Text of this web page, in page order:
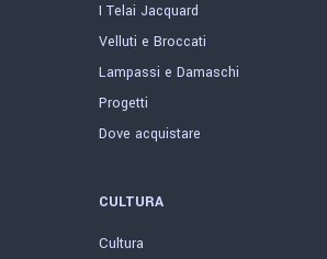
I Telai Jacquard
Velluti e Broccati
Lampassi e Damaschi
Progetti
Dove acquistare
CULTURA
Cultura